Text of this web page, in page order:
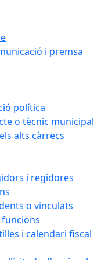
i premsa
política
o tècnic municipal
alts càrrecs
i regidores
o vinculats
i calendari fiscal